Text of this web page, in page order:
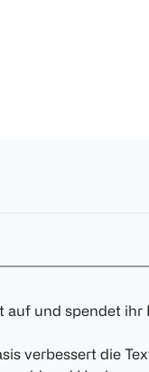
auf und spendet
verbessert die